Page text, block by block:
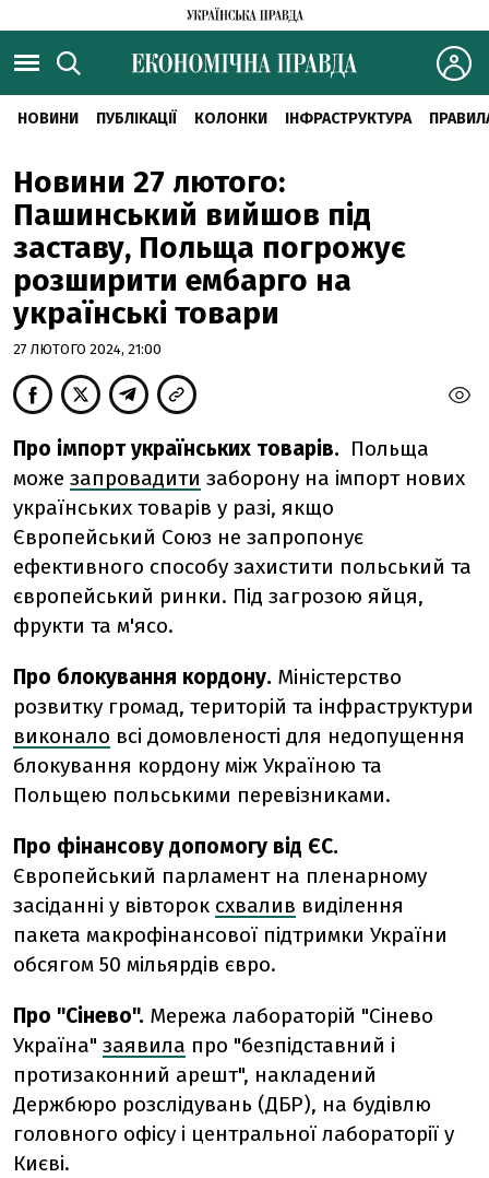
НОВИНИ ПУБЛІКАЦІЇ КОЛОНКИ ІНФРАСТРУКТУРА
Новини 27 лютого:
Пашинський вийшов під
заставу, Польща погрожує
розширити ембарго на
українські товари
27 ЛЮТОГО 2024, 21:00
Про імпорт українських товарів. Польща
може запровадити заборону на імпорт нових
українських товарів у разі, якщо
Європейський Союз не запропонує
ефективного способу захистити польський та
європейський ринки. Під загрозою яйця,
фрукти та м'ясо.
Про блокування кордону. Міністерство
розвитку громад, територій та інфраструктури
виконало всі домовленості для недопущення
блокування кордону між Україною та
Польщею польськими перевізниками.
Про фінансову допомогу від ЄС.
Європейський парламент на пленарному
засіданні у вівторок схвалив виділення
пакета макрофінансової підтримки України
обсягом 50 мільярдів євро.
Про "Сінево". Мережа лабораторій "Сінево
Україна" заявила про "безпідставний і
протизаконний арешт", накладений
Держбюро розслідувань (ДБР), на будівлю
головного офісу і центральної лабораторії у
Києві.